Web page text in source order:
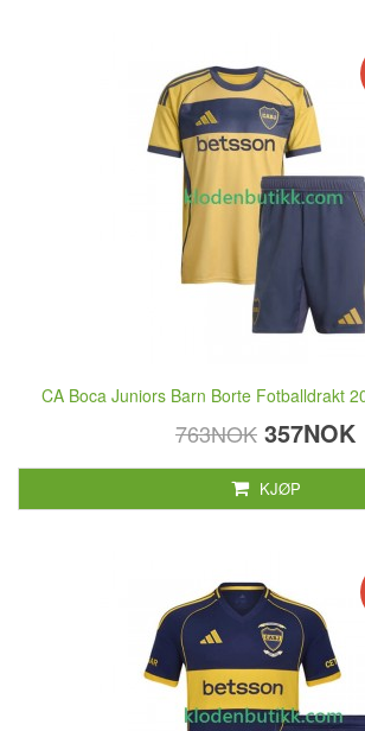
CA Boca Juniors Barn Borte Fotballdrakt
763NOK 357NOK
KJØP